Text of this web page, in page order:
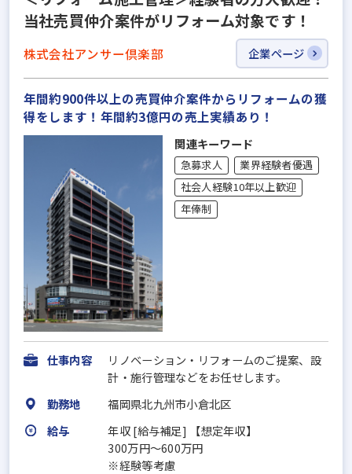
当社売買仲介案件がリフォーム対象です！
株式会社アンサー倶楽部 企業ページ
年間約900件以上の売買仲介案件からリフォームの獲
得をします！年間約3億円の売上実績あり！
関連キーワード
急募求人
業界経験者優遇
社会人経験10年以上歓迎
年俸制
仕事内容
リノベーション・リフォームのご提案、設
計・施行管理などをお任せします。
勤務地
福岡県北九州市小倉北区
給与
年収 [給与補足] 【想定年収】
300万円～600万円
※経験等考慮